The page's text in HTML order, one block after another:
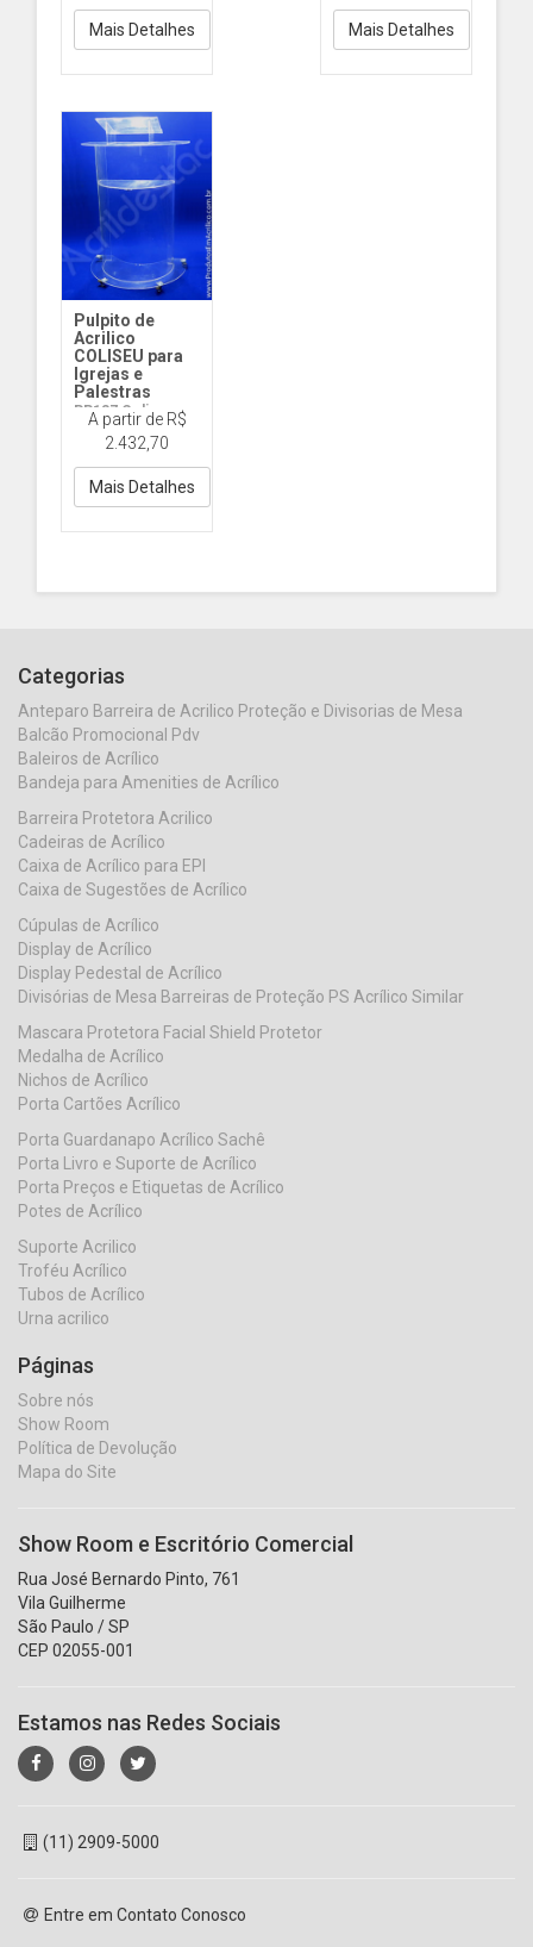
Mais Detalhes Mais Detalhes
Pulpito de
Acrilico
COLISEU para
Igrejas e
Palestras
PP137 Coliseu
Cristal
A partir de R$
2.432,70
Mais Detalhes
Categorias
Anteparo Barreira de Acrilico Proteção e Divisorias de Mesa
Balcão Promocional Pdv
Baleiros de Acrílico
Bandeja para Amenities de Acrílico
Barreira Protetora Acrilico
Cadeiras de Acrílico
Caixa de Acrílico para EPI
Caixa de Sugestões de Acrílico
Cúpulas de Acrílico
Display de Acrílico
Display Pedestal de Acrílico
Divisórias de Mesa Barreiras de Proteção PS Acrílico Similar
Mascara Protetora Facial Shield Protetor
Medalha de Acrílico
Nichos de Acrílico
Porta Cartões Acrílico
Porta Guardanapo Acrílico Sachê
Porta Livro e Suporte de Acrílico
Porta Preços e Etiquetas de Acrílico
Potes de Acrílico
Suporte Acrilico
Troféu Acrílico
Tubos de Acrílico
Urna acrilico
Páginas
Sobre nós
Show Room
Política de Devolução
Mapa do Site
Show Room e Escritório Comercial
Rua José Bernardo Pinto, 761
Vila Guilherme
São Paulo / SP
CEP 02055-001
Estamos nas Redes Sociais
(11) 2909-5000
Entre em Contato Conosco